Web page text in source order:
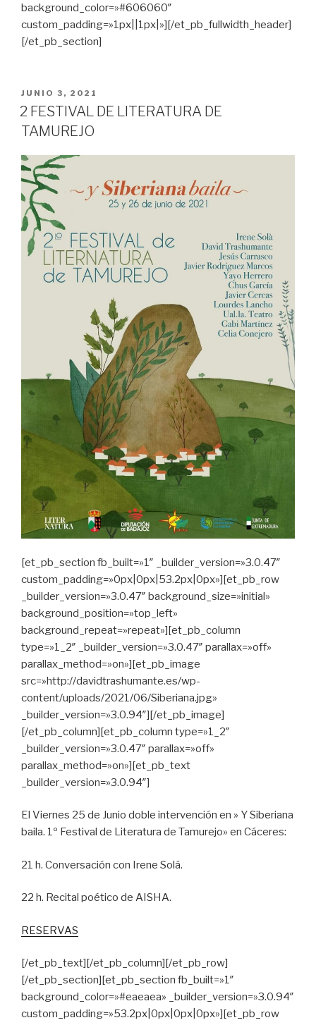
background_color=»#606060″
custom_padding=»1px||1px|»][/et_pb_fullwidth_header]
[/et_pb_section]
PUBLICADO
EN
JUNIO 3, 2021
2 FESTIVAL DE LITERATURA DE
TAMUREJO
[et_pb_section fb_built=»1″ _builder_version=»3.0.47″
custom_padding=»0px|0px|53.2px|0px»][et_pb_row
_builder_version=»3.0.47″ background_size=»initial»
background_position=»top_left»
background_repeat=»repeat»][et_pb_column
type=»1_2″ _builder_version=»3.0.47″ parallax=»off»
parallax_method=»on»][et_pb_image
src=»http://davidtrashumante.es/wp-
content/uploads/2021/06/Siberiana.jpg»
_builder_version=»3.0.94″][/et_pb_image]
[/et_pb_column][et_pb_column type=»1_2″
_builder_version=»3.0.47″ parallax=»off»
parallax_method=»on»][et_pb_text
_builder_version=»3.0.94″]
El Viernes 25 de Junio doble intervención en » Y Siberiana
baila. 1º Festival de Literatura de Tamurejo» en Cáceres:
21 h. Conversación con Irene Solá.
22 h. Recital poético de AISHA.
RESERVAS
[/et_pb_text][/et_pb_column][/et_pb_row]
[/et_pb_section][et_pb_section fb_built=»1″
background_color=»#eaeaea» _builder_version=»3.0.94″
custom_padding=»53.2px|0px|0px|0px»][et_pb_row